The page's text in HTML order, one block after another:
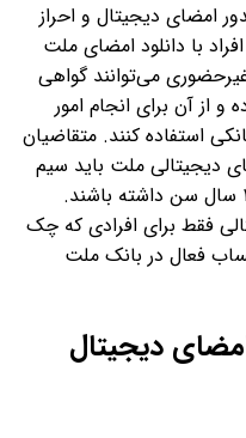
امضای دیجیتال و احراز
با دانلود امضای ملت
می‌توانند گواهی
از آن برای انجام امور
استفاده کنند. متقاضیان
دیجیتالی ملت باید سیم
کارتی به نام خود داشته و حداقل ۱۸ سال سن داشته باشند.
فقط برای افرادی که چک
فعال در بانک ملت
دیجیتال